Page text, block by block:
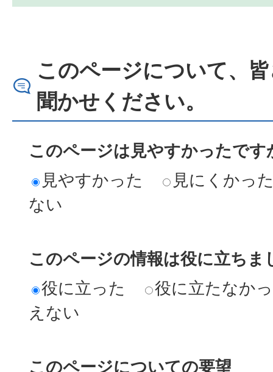
このページについて、
聞かせください。
このページは見やすかったです
見やすかった
見にくかっ
ない
このページの情報は役に立ちま
役に立った
役に立たなか
えない
このページについての要望